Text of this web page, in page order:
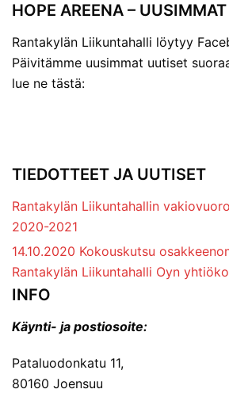
HOPE AREENA –
Rantakylän Liikuntahalli löytyy
Päivitämme uusimmat uutiset
lue ne tästä:
TIEDOTTEET JA UUTISET
Rantakylän Liikuntahallin
2020-2021
14.10.2020 Kokouskutsu
Rantakylän Liikuntahalli Oyn
INFO
Käynti- ja postiosoite:
Pataluodonkatu 11,
80160 Joensuu